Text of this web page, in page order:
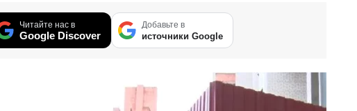
Читайте нас в
Google Discover
Добавьте в
источники Google